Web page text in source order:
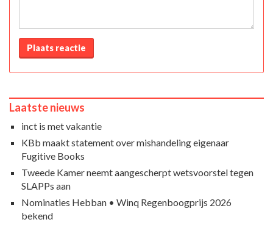
Plaats reactie
Laatste nieuws
inct is met vakantie
KBb maakt statement over mishandeling eigenaar
Fugitive Books
Tweede Kamer neemt aangescherpt wetsvoorstel tegen
SLAPPs aan
Nominaties Hebban • Winq Regenboogprijs 2026
bekend